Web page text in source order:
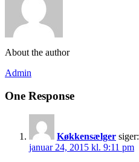
About the author
Admin
One Response
Køkkensælger siger:
januar 24, 2015 kl. 9:11 pm